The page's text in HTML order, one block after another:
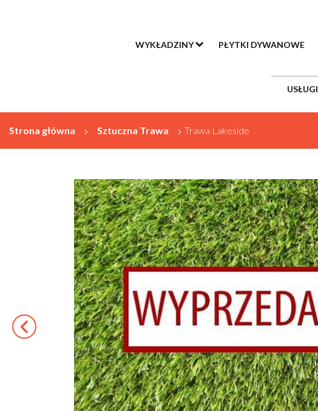
WYKŁADZINY PŁYTKI DYWANOWE
USŁUGI
Strona główna > Sztuczna Trawa > Trawa Lakeside